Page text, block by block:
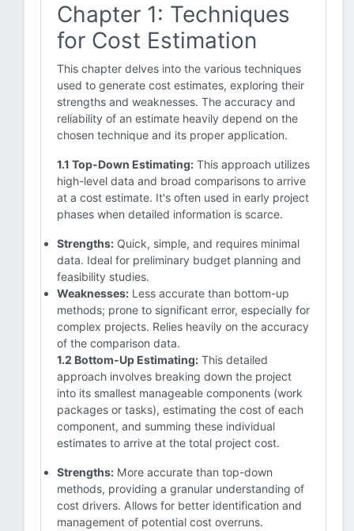
Chapter 1: Techniques
for Cost Estimation
This chapter delves into the various techniques
used to generate cost estimates, exploring their
strengths and weaknesses. The accuracy and
reliability of an estimate heavily depend on the
chosen technique and its proper application.
1.1 Top-Down Estimating: This approach utilizes
high-level data and broad comparisons to arrive
at a cost estimate. It's often used in early project
phases when detailed information is scarce.
Strengths: Quick, simple, and requires minimal
data. Ideal for preliminary budget planning and
feasibility studies.
Weaknesses: Less accurate than bottom-up
methods; prone to significant error, especially for
complex projects. Relies heavily on the accuracy
of the comparison data.
1.2 Bottom-Up Estimating: This detailed
approach involves breaking down the project
into its smallest manageable components (work
packages or tasks), estimating the cost of each
component, and summing these individual
estimates to arrive at the total project cost.
Strengths: More accurate than top-down
methods, providing a granular understanding of
cost drivers. Allows for better identification and
management of potential cost overruns.